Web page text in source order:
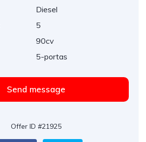
Diesel
5
90cv
5-portas
Send message
Offer ID #21925